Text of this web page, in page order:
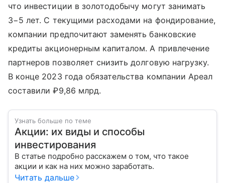
что инвестиции в золотодобычу могут занимать
3−5 лет. С текущими расходами на фондирование,
компании предпочитают заменять банковские
кредиты акционерным капиталом. А привлечение
партнеров позволяет снизить долговую нагрузку.
В конце 2023 года обязательства компании Ареал
составили ₽9,86 млрд.
Узнать больше по теме
Акции: их виды и способы
инвестирования
В статье подробно расскажем о том, что такое
акции и как на них можно заработать.
Читать дальше